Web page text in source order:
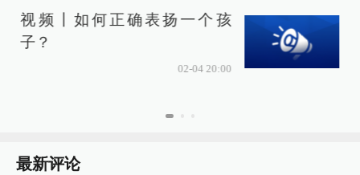
视频丨如何正确表扬一个孩
子？
02-04 20:00
最新评论